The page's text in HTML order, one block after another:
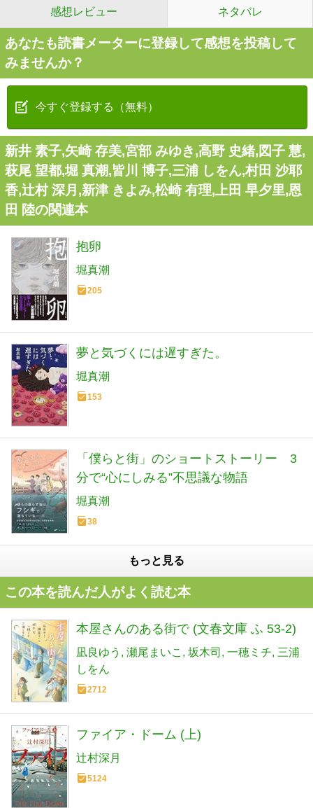
感想レビュー ネタバレ
あなたも読書メーターに登録して感想を投稿して
みませんか？
今すぐ登録する（無料）
新井 素子,矢崎 存美,宮部 みゆき,高野 史緒,図子 慧,
萩尾 望都,堀 真潮,皆川 博子,三浦 しをん,村田 沙耶
香,辻村 深月,新津 きよみ,松崎 有理,上田 早夕里,恩
田 陸の関連本
抱卵
堀真潮
205
夢と気づくには遅すぎた。
堀真潮
153
「僕らと街」のショートストーリー 3
分で“心にしみる”不思議な物語
堀真潮
38
もっと見る
この本を読んだ人がよく読む本
本屋さんのある街で (文春文庫 ふ 53-2)
凪良ゆう 瀬尾まいこ 坂木司 一穂ミチ 三浦
しをん
2712
ファイア・ドーム (上)
辻村深月
5124